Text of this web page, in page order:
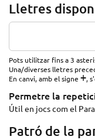
Lletres
Pots utilitzar fins a 3
Una/diverses lletres
En canvi, amb el signe +,
Permetre la
Útil en jocs com el
Patró de la